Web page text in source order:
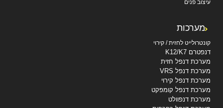
עיצוב פנים
מערכות
קונטרולייט לחזית / קירוי
דנפטרם K12/K7
מערכת דנפל חזית
מערכת דנפל VRS
מערכת דנפל קירוי
מערכת דנפל קומפקט
מערכת דנפוולט